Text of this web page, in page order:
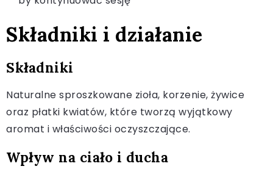
Składniki i działanie
Składniki
Naturalne sproszkowane zioła, korzenie, żywice
oraz płatki kwiatów, które tworzą wyjątkowy
aromat i właściwości oczyszczające.
Wpływ na ciało i ducha